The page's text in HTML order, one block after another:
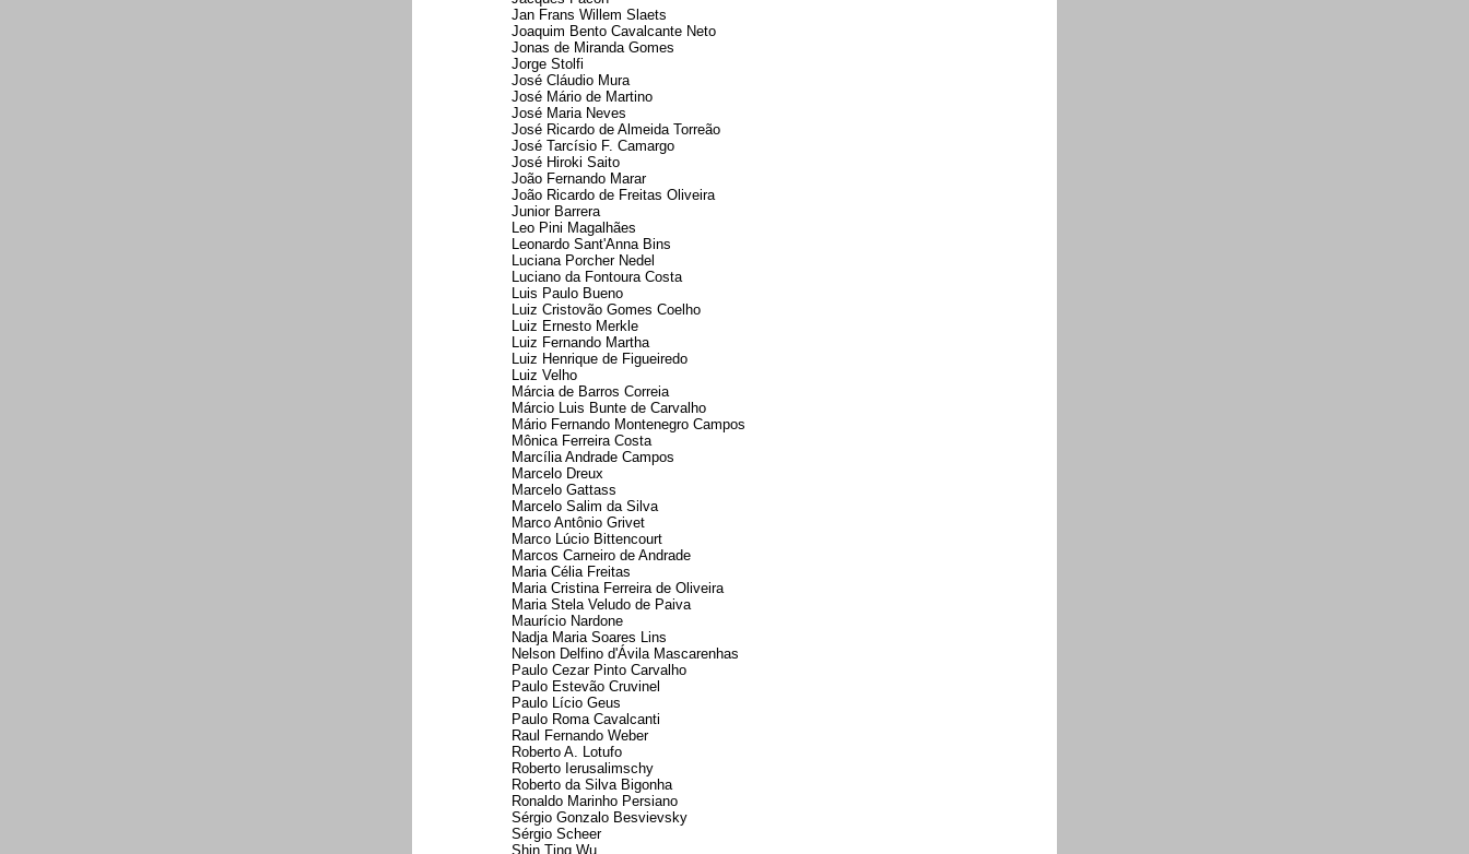
Jan Frans Willem Slaets
Joaquim Bento Cavalcante Neto
Jonas de Miranda Gomes
Jorge Stolfi
José Cláudio Mura
José Mário de Martino
José Maria Neves
José Ricardo de Almeida Torreão
José Tarcísio F. Camargo
José Hiroki Saito
João Fernando Marar
João Ricardo de Freitas Oliveira
Junior Barrera
Leo Pini Magalhães
Leonardo Sant'Anna Bins
Luciana Porcher Nedel
Luciano da Fontoura Costa
Luis Paulo Bueno
Luiz Cristovão Gomes Coelho
Luiz Ernesto Merkle
Luiz Fernando Martha
Luiz Henrique de Figueiredo
Luiz Velho
Márcia de Barros Correia
Márcio Luis Bunte de Carvalho
Mário Fernando Montenegro Campos
Mônica Ferreira Costa
Marcília Andrade Campos
Marcelo Dreux
Marcelo Gattass
Marcelo Salim da Silva
Marco Antônio Grivet
Marco Lúcio Bittencourt
Marcos Carneiro de Andrade
Maria Célia Freitas
Maria Cristina Ferreira de Oliveira
Maria Stela Veludo de Paiva
Maurício Nardone
Nadja Maria Soares Lins
Nelson Delfino d'Ávila Mascarenhas
Paulo Cezar Pinto Carvalho
Paulo Estevão Cruvinel
Paulo Lício Geus
Paulo Roma Cavalcanti
Raul Fernando Weber
Roberto A. Lotufo
Roberto Ierusalimschy
Roberto da Silva Bigonha
Ronaldo Marinho Persiano
Sérgio Gonzalo Besvievsky
Sérgio Scheer
Shin Ting Wu